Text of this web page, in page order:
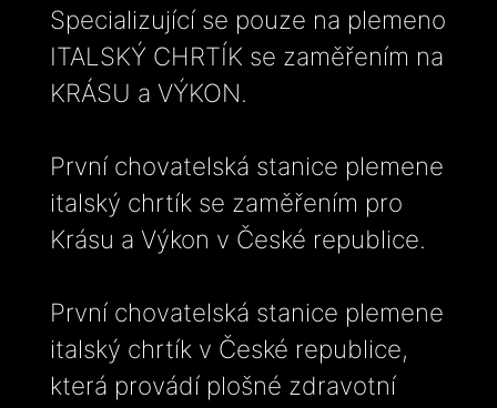
Specializující se pouze na plemeno
ITALSKÝ CHRTÍK se zaměřením na
KRÁSU a VÝKON.
První chovatelská stanice plemene
italský chrtík se zaměřením pro
Krásu a Výkon v České republice.
První chovatelská stanice plemene
italský chrtík v České republice,
která provádí plošné zdravotní